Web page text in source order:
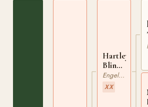
Hartleys
Blind
Horse
xx
Engelskt Fullblod
XX